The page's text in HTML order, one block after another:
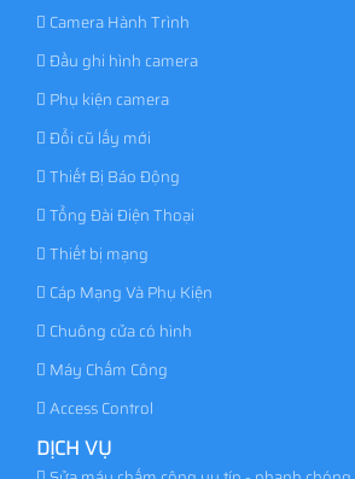
Camera Hành Trình
Đầu ghi hình camera
Phụ kiện camera
Đổi cũ lấy mới
Thiết Bị Báo Động
Tổng Đài Điện Thoại
Thiết bị mạng
Cáp Mạng Và Phụ Kiện
Chuông cửa có hình
Máy Chấm Công
Access Control
DỊCH VỤ